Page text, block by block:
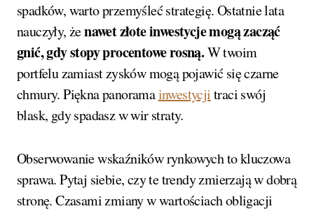
spadków, warto przemyśleć strategię. Ostatnie lata
nauczyły, żenawet złote inwestycje mogą zacząć
gnić, gdy stopy procentowe rosną.W twoim
portfelu zamiast zysków mogą pojawić się czarne
chmury. Piękna panoramainwestycjitraci swój
blask, gdy spadasz w wir straty.
Obserwowanie wskaźników rynkowych to kluczowa
sprawa. Pytaj siebie, czy te trendy zmierzają w dobrą
stronę. Czasami zmiany w wartościach obligacji